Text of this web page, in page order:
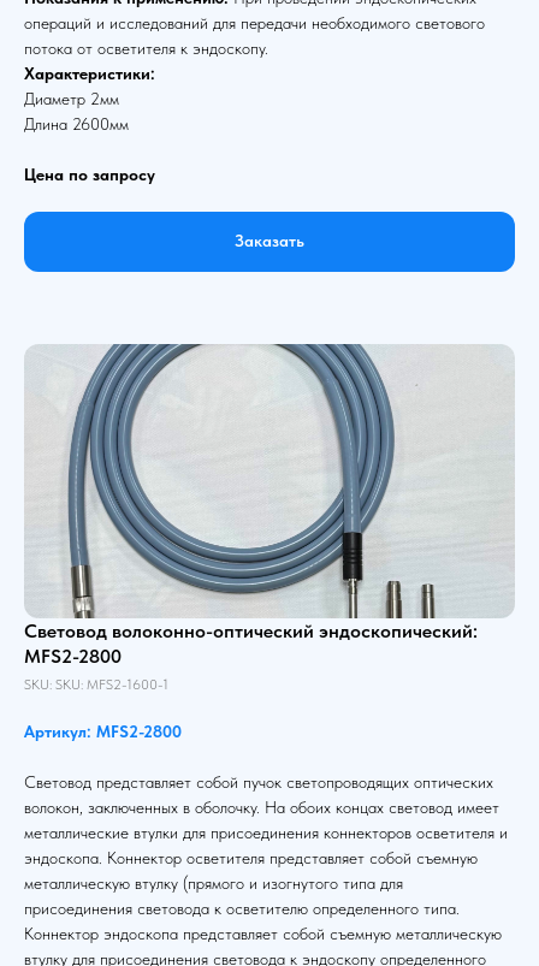
операций и исследований для передачи необходимого светового
потока от осветителя к эндоскопу.
Характеристики:
Диаметр 2мм
Длина 2600мм
Цена по запросу
Заказать
Световод волоконно-оптический эндоскопический:
MFS2-2800
SKU: SKU: MFS2-1600-1
Артикул: MFS2-2800
Световод представляет собой пучок светопроводящих оптических
волокон, заключенных в оболочку. На обоих концах световод имеет
металлические втулки для присоединения коннекторов осветителя и
эндоскопа. Коннектор осветителя представляет собой съемную
металлическую втулку (прямого и изогнутого типа для
присоединения световода к осветителю определенного типа.
Коннектор эндоскопа представляет собой съемную металлическую
втулку для присоединения световода к эндоскопу определенного